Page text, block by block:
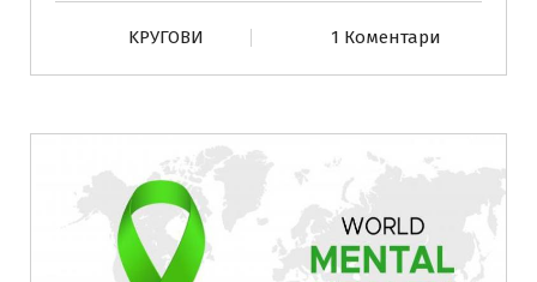
KРУГОВИ 1 Коментари